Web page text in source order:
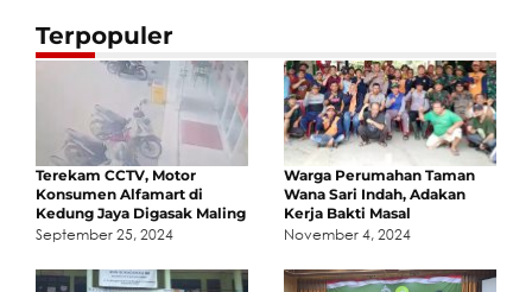
Terpopuler
Terekam CCTV, Motor
Konsumen Alfamart di
Kedung Jaya Digasak Maling
September 25, 2024
Warga Perumahan Taman
Wana Sari Indah, Adakan
Kerja Bakti Masal
November 4, 2024